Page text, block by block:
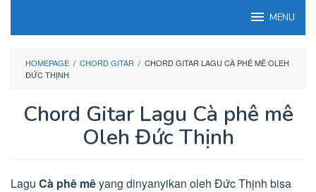
MENU
HOMEPAGE / CHORD GITAR / CHORD GITAR LAGU CÀ PHÊ MÊ OLEH
ĐỨC THỊNH
Chord Gitar Lagu Cà phê mê
Oleh Đức Thịnh
Lagu Cà phê mêyang dinyanyikan oleh Đức Thịnh bisa